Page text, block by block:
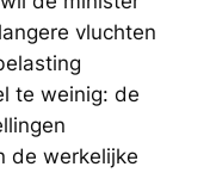
vluchten
te weinig: de
de werkelijke